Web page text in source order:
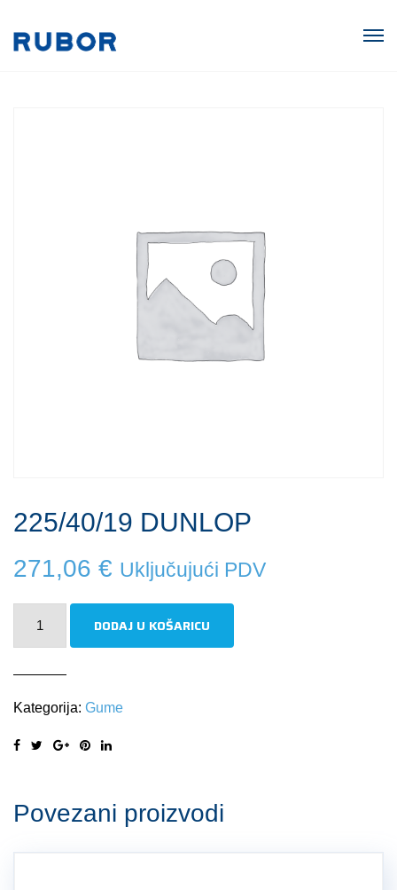
225/40/19 DUNLOP
271,06 € Uključujući PDV
DODAJ U KOŠARICU
Kategorija: Gume
Povezani proizvodi